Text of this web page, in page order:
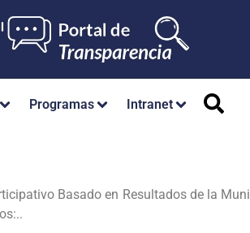
Programas Intranet
Basado en Resultados de la